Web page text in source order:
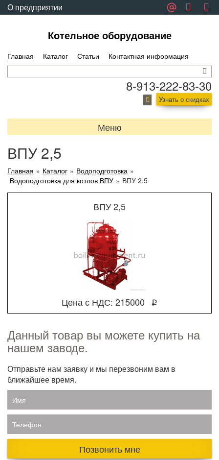
О предприятии
Котельное оборудование
Главная Каталог Статьи Контактная информация
8-913-222-83-30
Узнать о скидках
Меню
ВПУ 2,5
Главная » Каталог » Водоподготовка »
Водоподготовка для котлов ВПУ » ВПУ 2,5
ВПУ 2,5
Цена с НДС: 215000 q
Данный товар вы можете купить на
нашем заводе.
Отправьте нам заявку и мы перезвоним вам в
ближайшее время.
Имя
Телефон
Позвонить мне